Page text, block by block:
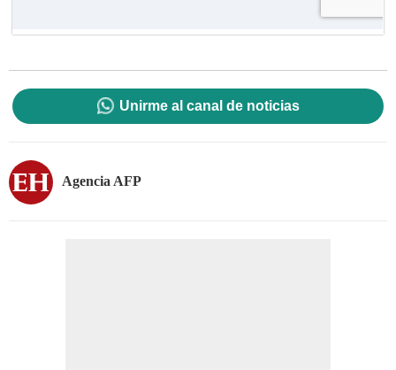
Unirme al canal de noticias
Agencia AFP